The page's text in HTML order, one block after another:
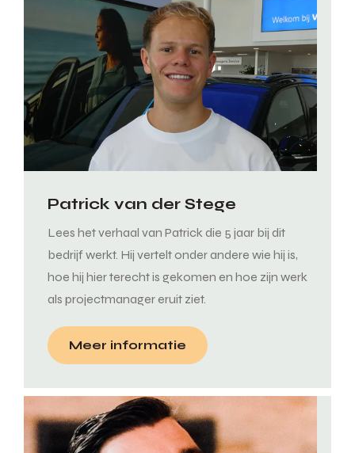
Patrick van der Stege
Lees het verhaal van Patrick die 5 jaar bij dit
bedrijf werkt. Hij vertelt onder andere wie hij is,
hoe hij hier terecht is gekomen en hoe zijn werk
als projectmanager eruit ziet.
Meer informatie